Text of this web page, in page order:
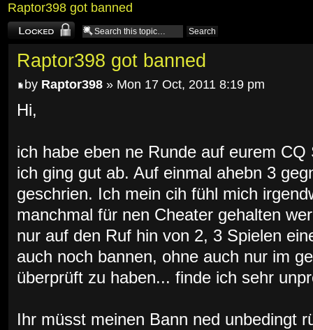
Raptor398 got banned
Topic locked
Raptor398 got banned
by Raptor398 » Mon 17 Oct, 2011 8:19 pm
Hi,
ich habe eben ne Runde auf eurem
ich ging gut ab. Auf einmal ahebn 3
geschrien. Ich mein cih fühl mich
manchmal für nen Cheater gehalten
nur auf den Ruf hin von 2, 3 Spielen
auch noch bannen, ohne auch nur im
überprüft zu haben... finde ich sehr
Ihr müsst meinen Bann ned unbedingt